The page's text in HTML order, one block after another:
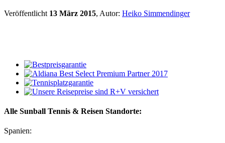
Veröffentlicht 13 März 2015, Autor: Heiko Simmendinger
Alle Sunball Tennis & Reisen Standorte:
Spanien: